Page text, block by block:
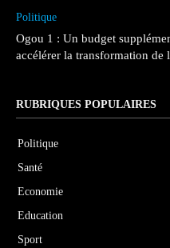
Politique
Ogou 1 : Un budget
accélérer la transformation de
RUBRIQUES POPULAIRES
Politique
Santé
Economie
Education
Sport